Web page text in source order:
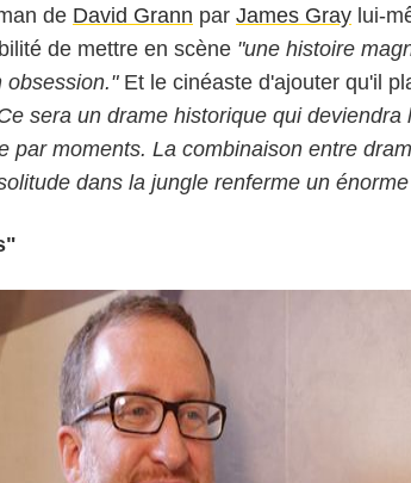
de David Grann par James Gray lui-
de mettre en scène "une histoire
obsession."Et le cinéaste d'ajouter qu'il
sera un drame historique qui deviendra
par moments. La combinaison entre
dans la jungle renferme un